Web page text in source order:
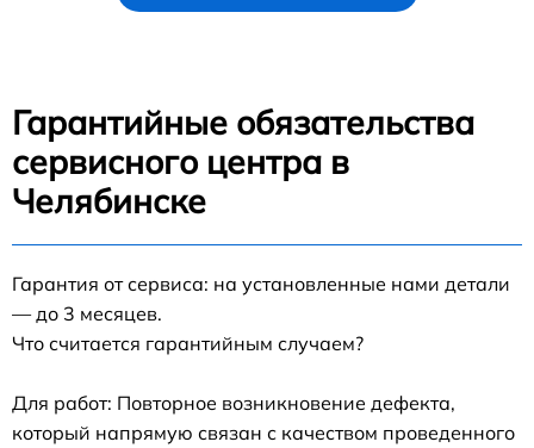
Гарантийные обязательства
сервисного центра в
Челябинске
Гарантия от сервиса: на установленные нами детали
— до 3 месяцев.
Что считается гарантийным случаем?
Для работ: Повторное возникновение дефекта,
который напрямую связан с качеством проведенного